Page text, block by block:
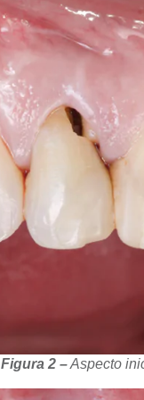
Figura 2 –Aspecto